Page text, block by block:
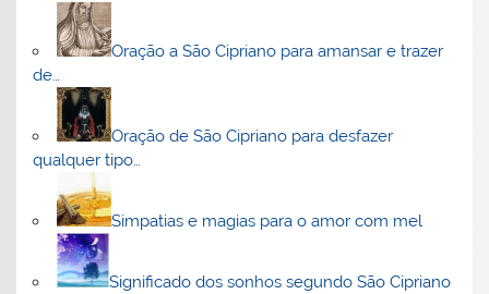
Oração a São Cipriano para amansar e trazer
de…
Oração de São Cipriano para desfazer
qualquer tipo…
Simpatias e magias para o amor com mel
Significado dos sonhos segundo São Cipriano